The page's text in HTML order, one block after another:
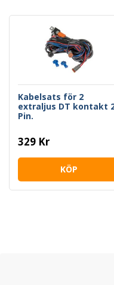
Kabelsats för 2
extraljus DT kontakt
Pin.
329 Kr
KÖP